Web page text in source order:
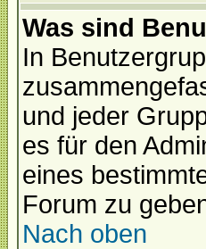
Was sind
In
und jeder
es für den
eines
Forum zu
Nach oben